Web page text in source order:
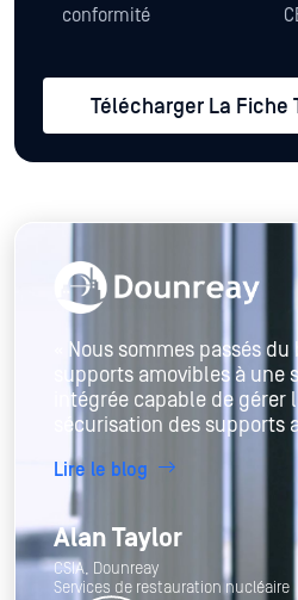
conformité
Télécharger La Fiche
« Nous sommes passés
supports amovibles à
intégrée capable de
sécurisation des supports
Lire le blog
Alan Taylor
CSIA, Dounreay
Services de restauration nucléaire